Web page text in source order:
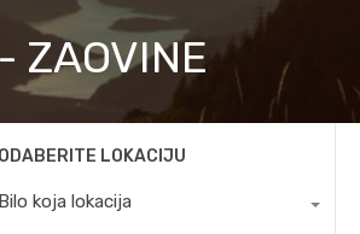
ZAOVINE
ODABERITE LOKACIJU
Bilo koja lokacija